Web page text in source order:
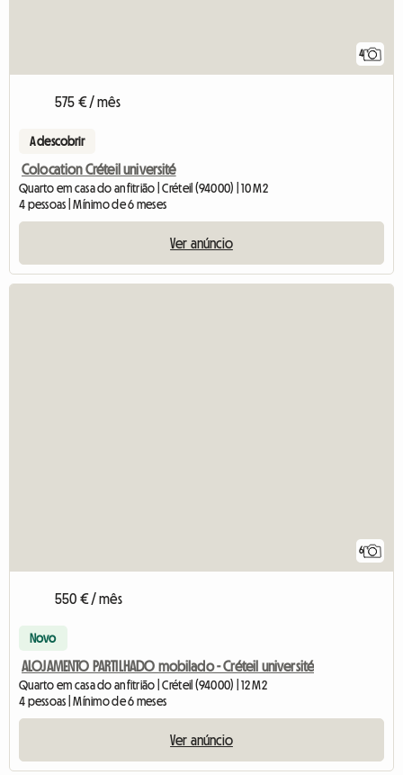
4
575 € / mês
A descobrir
Colocation Créteil université
Quarto em casa do anfitrião | Créteil (94000) | 10 M2
4 pessoas | Mínimo de 6 meses
Ver anúncio
6
550 € / mês
Novo
ALOJAMENTO PARTILHADO mobilado - Créteil université
Quarto em casa do anfitrião | Créteil (94000) | 12 M2
4 pessoas | Mínimo de 6 meses
Ver anúncio